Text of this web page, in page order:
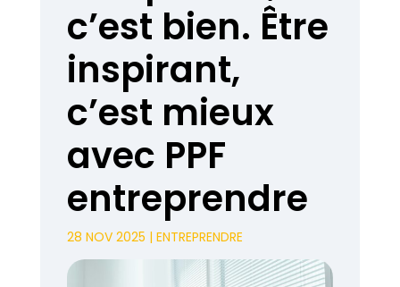
c’est bien. Être
inspirant,
c’est mieux
avec PPF
entreprendre
28 NOV 2025 | ENTREPRENDRE